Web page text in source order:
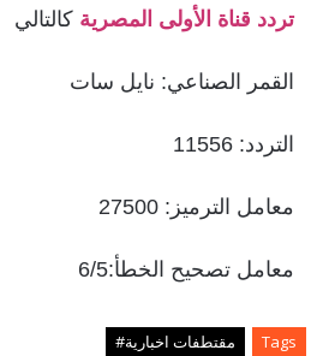
تردد قناة الأولى المصرية كالتالي
القمر الصناعي: نايل سات
التردد: 11556
معامل الترميز: 27500
معامل تصحيح الخطأ:6/5
Tags مقتطفات اخبارية#